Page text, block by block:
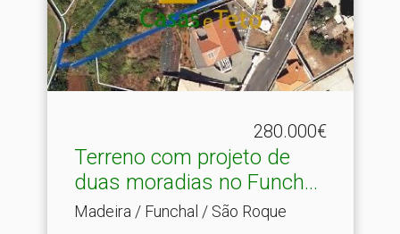
280.000€
Terreno com projeto de
duas moradias no Funch.​..
Madeira / Funchal / São Roque